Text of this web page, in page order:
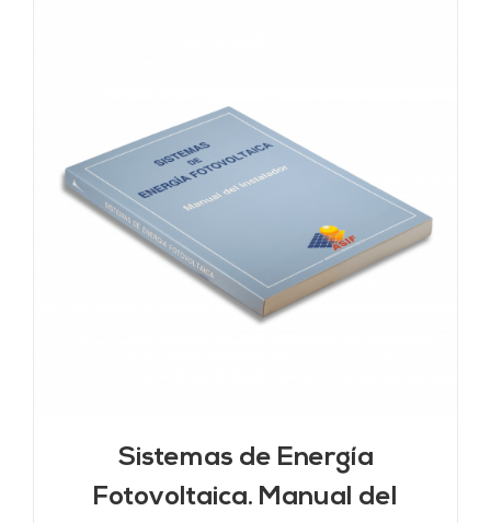
Sistemas de Energía
Fotovoltaica. Manual del